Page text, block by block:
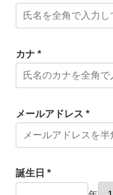
カナ *
メールアドレス *
誕生日 *